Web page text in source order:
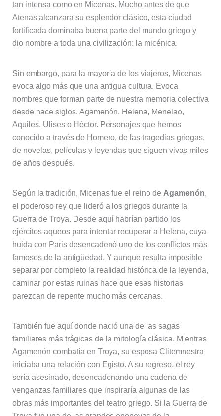
tan intensa como en Micenas. Mucho antes de que
Atenas alcanzara su esplendor clásico, esta ciudad
fortificada dominaba buena parte del mundo griego y
dio nombre a toda una civilización: la micénica.
Sin embargo, para la mayoría de los viajeros, Micenas
evoca algo más que una antigua cultura. Evoca
nombres que forman parte de nuestra memoria colectiva
desde hace siglos. Agamenón, Helena, Menelao,
Aquiles, Ulises o Héctor. Personajes que hemos
conocido a través de Homero, de las tragedias griegas,
de novelas, películas y leyendas que siguen vivas miles
de años después.
Según la tradición, Micenas fue el reino de Agamenón,
el poderoso rey que lideró a los griegos durante la
Guerra de Troya. Desde aquí habrían partido los
ejércitos aqueos para intentar recuperar a Helena, cuya
huida con Paris desencadenó uno de los conflictos más
famosos de la antigüedad. Y aunque resulta imposible
separar por completo la realidad histórica de la leyenda,
caminar por estas ruinas hace que esas historias
parezcan de repente mucho más cercanas.
También fue aquí donde nació una de las sagas
familiares más trágicas de la mitología clásica. Mientras
Agamenón combatía en Troya, su esposa Clitemnestra
iniciaba una relación con Egisto. A su regreso, el rey
sería asesinado, desencadenando una cadena de
venganzas familiares que inspiraría algunas de las
obras más importantes del teatro griego. Si la Guerra de